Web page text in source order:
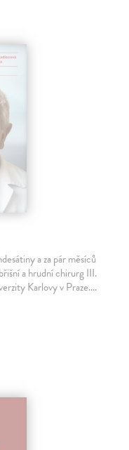
a za pár měsíců
a hrudní chirurg III.
Karlovy v Praze.…